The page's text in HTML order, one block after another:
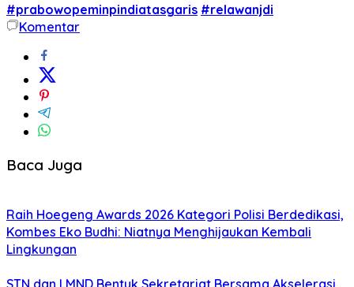
#prabowopeminpindiatasgaris #relawanjdi
Komentar
Baca Juga
Raih Hoegeng Awards 2026 Kategori Polisi Berdedikasi,
Kombes Eko Budhi: Niatnya Menghijaukan Kembali
Lingkungan